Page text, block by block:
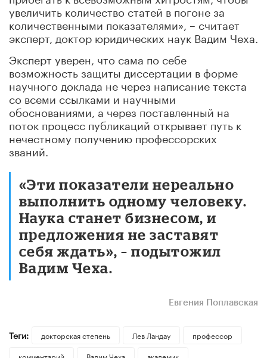
увеличить количество статей в погоне за
количественными показателями», – считает
эксперт, доктор юридических наук Вадим Чеха.
Эксперт уверен, что сама по себе
возможность защиты диссертации в форме
научного доклада не через написание текста
со всеми ссылками и научными
обоснованиями, а через поставленный на
поток процесс публикаций открывает путь к
нечестному получению профессорских
званий.
«Эти показатели нереально
выполнить одному человеку.
Наука станет бизнесом, и
предложения не заставят
себя ждать», – подытожил
Вадим Чеха.
Евгения Поплавская
Теги: докторская степень Лев Ландау
профессор
комментарий
Вадим Чеха академик